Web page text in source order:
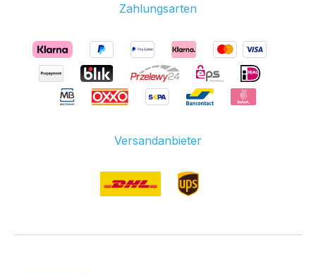
Zahlungsarten
Versandanbieter